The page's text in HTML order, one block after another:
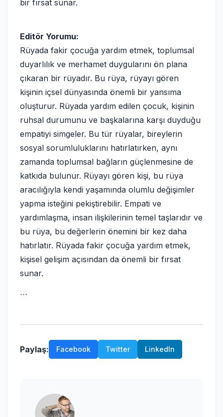
bir fırsat sunar.
Editör Yorumu:
Rüyada fakir çocuğa yardım etmek, toplumsal
duyarlılık ve merhamet duygularını ön plana
çıkaran bir rüyadır. Bu rüya, rüyayı gören
kişinin içsel dünyasında önemli bir yansıma
oluşturur. Rüyada yardım edilen çocuk, kişinin
ruhsal durumunu ve başkalarına karşı duyduğu
empatiyi simgeler. Bu tür rüyalar, bireylerin
sosyal sorumluluklarını hatırlatırken, aynı
zamanda toplumsal bağların güçlenmesine de
katkıda bulunur. Rüyayı gören kişi, bu rüya
aracılığıyla kendi yaşamında olumlu değişimler
yapma isteğini pekiştirebilir. Empati ve
yardımlaşma, insan ilişkilerinin temel taşlarıdır ve
bu rüya, bu değerlerin önemini bir kez daha
hatırlatır. Rüyada fakir çocuğa yardım etmek,
kişisel gelişim açısından da önemli bir fırsat
sunar.
```
Paylaş: Facebook Twitter LinkedIn